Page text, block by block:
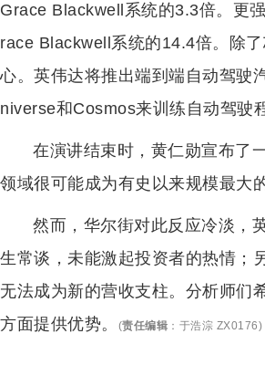
Grace Blackwell系统的3.3倍。更
race Blackwell系统的14.4倍。除
心。英伟达将推出端到端自动驾驶
niverse和Cosmos来训练自动驾驶
在演讲结束时，黄仁勋宣布了
领域很可能成为有史以来规模最大
然而，华尔街对此反应冷淡，
生常谈，未能激起投资者的热情；
无法成为新的营收支柱。分析师们
方面提供优势。
(责任编辑 ： 于浩淙 ZX0176)